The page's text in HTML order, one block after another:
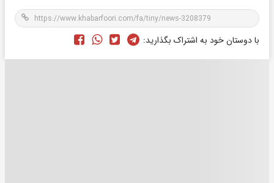
با دوستان خود به اشتراک بگذارید: